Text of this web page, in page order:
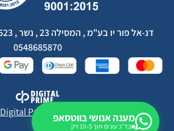
0548685870
Digital Prime מענה אנושי בווטסאפ
בד״כ עונים תוך 5–10 דק׳